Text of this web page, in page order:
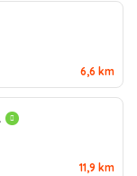
6,6 km
11,9 km